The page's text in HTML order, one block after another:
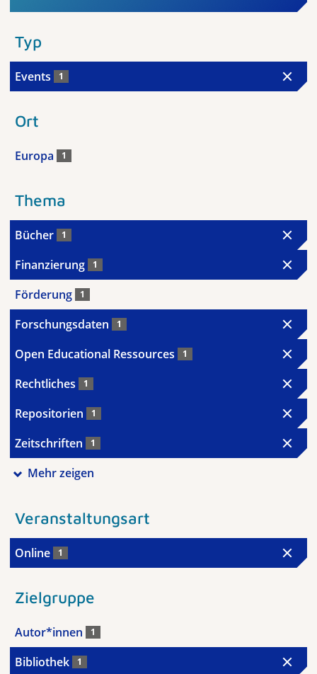
Typ
Events 1
Ort
Europa 1
Thema
Bücher 1
Finanzierung 1
Förderung 1
Forschungsdaten 1
Open Educational Ressources 1
Rechtliches 1
Repositorien 1
Zeitschriften 1
Mehr zeigen
Veranstaltungsart
Online 1
Zielgruppe
Autor*innen 1
Bibliothek 1